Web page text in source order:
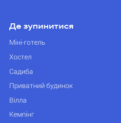
Де зупинитися
Міні-готель
Хостел
Садиба
Приватний будинок
Вілла
Кемпінг